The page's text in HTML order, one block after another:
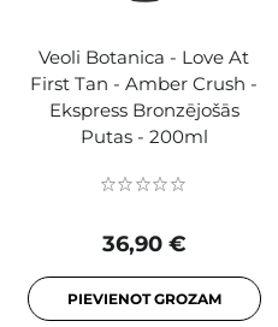
Veoli Botanica - Love At
First Tan - Amber Crush -
Ekspress Bronzējošās
Putas - 200ml
36,90 €
PIEVIENOT GROZAM